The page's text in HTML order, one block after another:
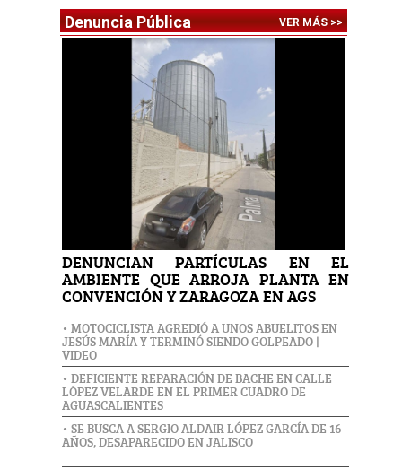
Denuncia Pública VER MÁS >>
DENUNCIAN PARTÍCULAS EN EL
AMBIENTE QUE ARROJA PLANTA EN
CONVENCIÓN Y ZARAGOZA EN AGS
• MOTOCICLISTA AGREDIÓ A UNOS ABUELITOS EN
JESÚS MARÍA Y TERMINÓ SIENDO GOLPEADO |
VIDEO
• DEFICIENTE REPARACIÓN DE BACHE EN CALLE
LÓPEZ VELARDE EN EL PRIMER CUADRO DE
AGUASCALIENTES
• SE BUSCA A SERGIO ALDAIR LÓPEZ GARCÍA DE 16
AÑOS, DESAPARECIDO EN JALISCO